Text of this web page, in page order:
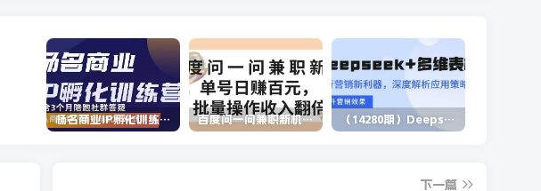
杨名商业IP孵化训练营，从商业到内容到转化一站式学 价值5980元 百度问一问兼职新机遇，单号日赚百元，批量操作收入翻倍 （14280期）Deepseek+多维表格，银行营销新利器，深度解析应用策略，提升营销效果
下一篇